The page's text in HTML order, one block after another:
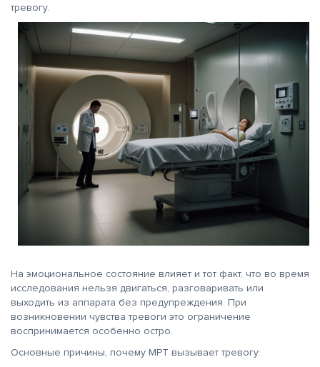
тревогу.
На эмоциональное состояние влияет и тот факт, что во время
исследования нельзя двигаться, разговаривать или
выходить из аппарата без предупреждения. При
возникновении чувства тревоги это ограничение
воспринимается особенно остро.
Основные причины, почему МРТ вызывает тревогу: